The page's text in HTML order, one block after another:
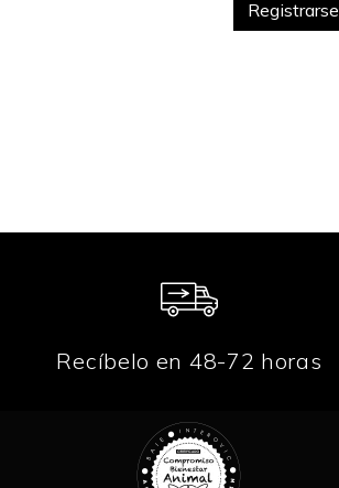
Registrarse
Recíbelo en 48-72 horas